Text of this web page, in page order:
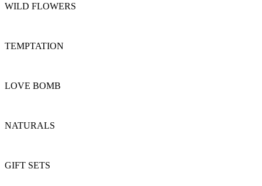
WILD FLOWERS
TEMPTATION
LOVE BOMB
NATURALS
GIFT SETS